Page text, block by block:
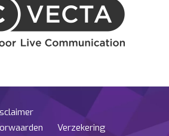
Verzekering